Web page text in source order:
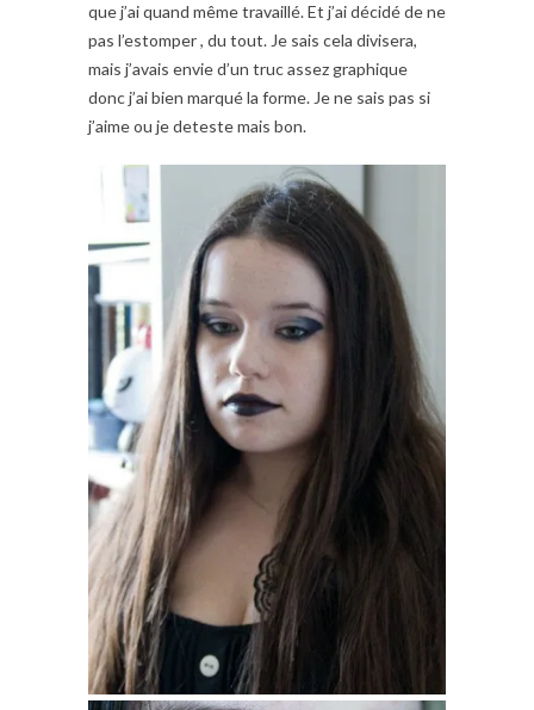
que j’ai quand même travaillé. Et j’ai décidé de ne
pas l’estomper , du tout. Je sais cela divisera,
mais j’avais envie d’un truc assez graphique
donc j’ai bien marqué la forme. Je ne sais pas si
j’aime ou je deteste mais bon.